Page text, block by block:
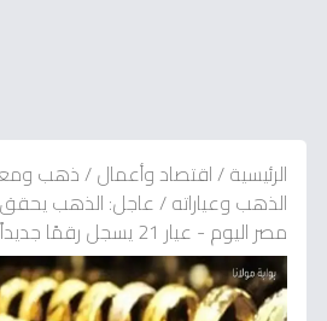
الرئيسية/اقتصاد وأعمال/ذهب
الذهب وعياراته/عاجل: الذهب
مصر اليوم - عيار 21 يسجل رقمًا جديداً يتخطى 6840 جنيه!